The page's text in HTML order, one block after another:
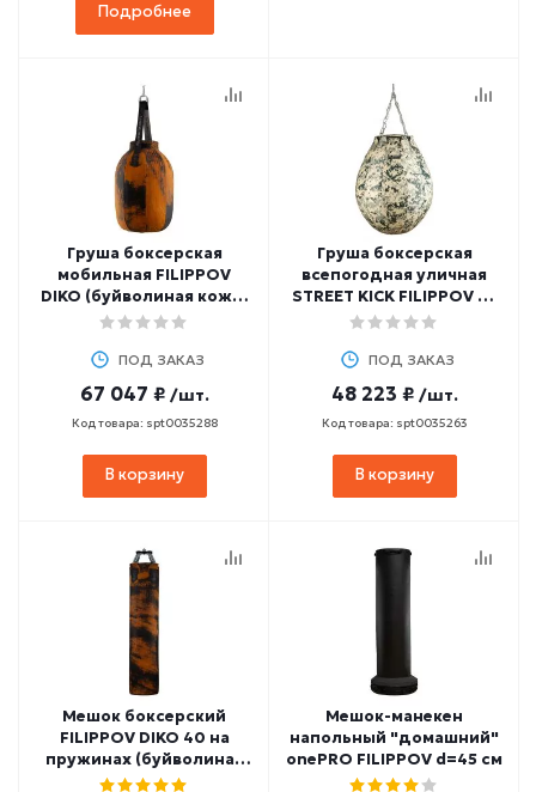
Подробнее
Груша боксерская
мобильная FILIPPOV
DIKO (буйволиная кожа)
20 кг, 60 см
ПОД ЗАКАЗ
67 047 ₽ /шт.
Код товара: spt0035288
В корзину
Груша боксерская
всепогодная уличная
STREET KICK FILIPPOV 38
кг, 80 см
ПОД ЗАКАЗ
48 223 ₽ /шт.
Код товара: spt0035263
В корзину
Мешок боксерский
FILIPPOV DIKO 40 на
пружинах (буйволиная
кожа)
Мешок-манекен
напольный "домашний"
onePRO FILIPPOV d=45 см